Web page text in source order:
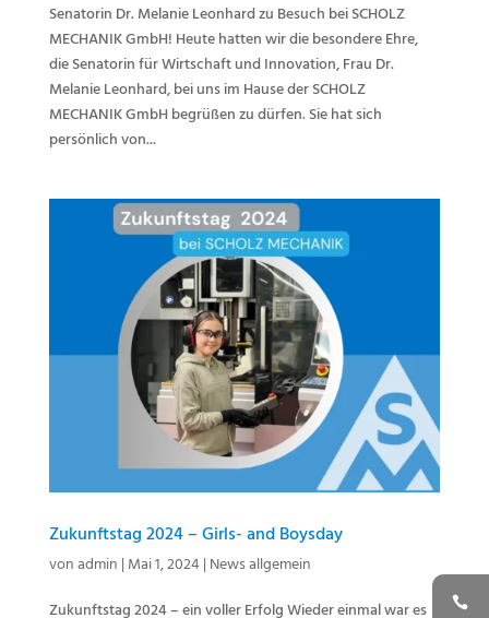
Senatorin Dr. Melanie Leonhard zu Besuch bei SCHOLZ
MECHANIK GmbH! Heute hatten wir die besondere Ehre,
die Senatorin für Wirtschaft und Innovation, Frau Dr.
Melanie Leonhard, bei uns im Hause der SCHOLZ
MECHANIK GmbH begrüßen zu dürfen. Sie hat sich
persönlich von...
Zukunftstag 2024 – Girls- and Boysday
vonadmin | Mai 1, 2024| News allgemein
Zukunftstag 2024 – ein voller Erfolg Wieder einmal war es